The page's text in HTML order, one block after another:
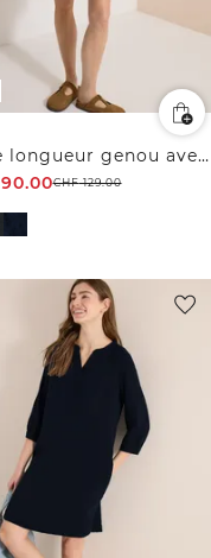
Robe longueur genou avec manches 3/4 et broderie
90.00CHF129.00